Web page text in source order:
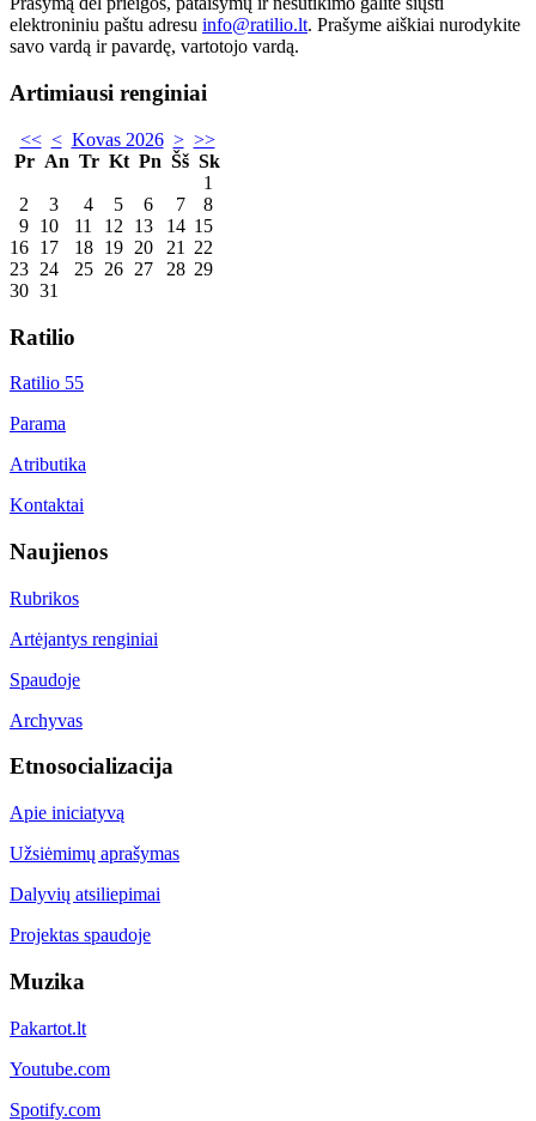
elektroniniu paštu adresu info@ratilio.lt. Prašyme aiškiai nurodykite
savo vardą ir pavardę, vartotojo vardą.
Artimiausi renginiai
<< < Kovas 2026 > >>
Pr An Tr Kt Pn Šš Sk
1
2
3 4 5 6 7
8
9 10 11 12 13 14 15
16 17 18 19 20 21
22
23 24 25 26 27 28 29
30 31
Ratilio
Ratilio 55
Parama
Atributika
Kontaktai
Naujienos
Rubrikos
Artėjantys renginiai
Spaudoje
Archyvas
Etnosocializacija
Apie iniciatyvą
Užsiėmimų aprašymas
Dalyvių atsiliepimai
Projektas spaudoje
Muzika
Pakartot.lt
Youtube.com
Spotify.com